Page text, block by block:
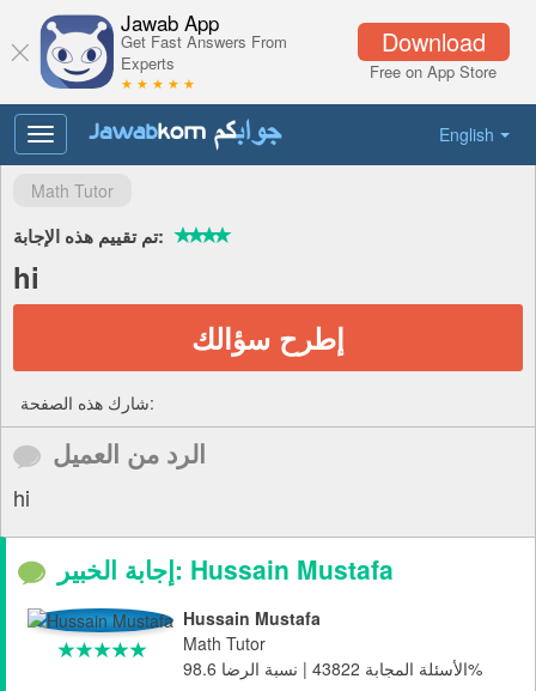
Download
Free on App Store
Jawab App
Get Fast Answers From
Experts
★ ★ ★ ★ ★
English
Toggle
navigation
Math Tutor
تم تقييم هذه الإجابة:
hi
إطرح سؤالك
شارك هذه الصفحة:
الرد من العميل
hi
إجابة الخبير: Hussain Mustafa
Hussain Mustafa
Math Tutor
الأسئلة المجابة 43822 | نسبة الرضا 98.6%